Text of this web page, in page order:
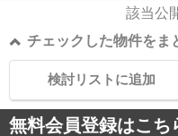
該当公
チェックした物件をま
検討リストに追加
無料会員登録はこち